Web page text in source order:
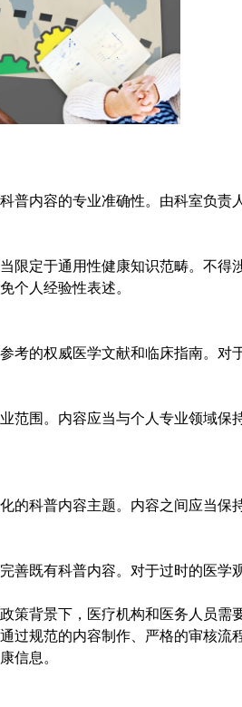
普内容的专业准确性。 由科室负责
定于通用性健康知识范畴。 不得
个人经验性表述。
的权威医学文献和临床指南。 对
范围。 内容应当与个人专业领域保
的科普内容主题。 内容之间应当保
善既有科普内容。 对于过时的医学
策背景下，医疗机构和医务人员需
过规范的内容制作、严格的审核流
信息。